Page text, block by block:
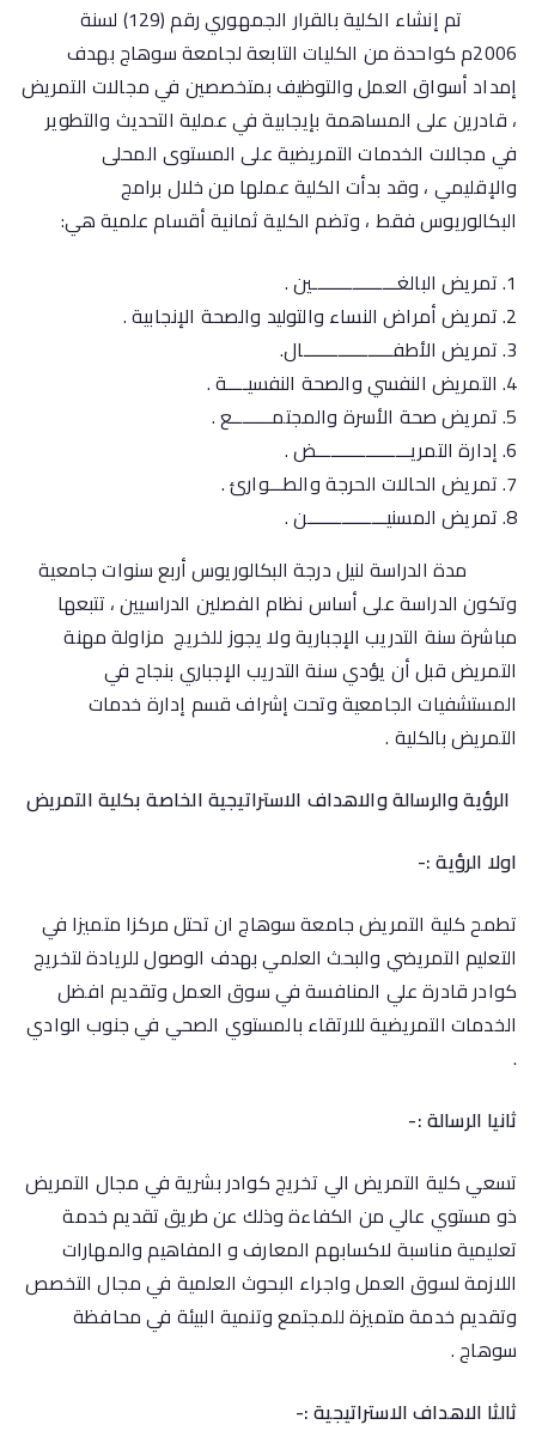
تم إنشاء الكلية بالقرار الجمهوري رقم (129) لسنة
2006م كواحدة من الكليات التابعة لجامعة سوهاج بهدف
إمداد أسواق العمل والتوظيف بمتخصصين في مجالات التمريض
، قادرين على المساهمة بإيجابية في عملية التحديث والتطوير
في مجالات الخدمات التمريضية على المستوى المحلى
والإقليمي ، وقد بدأت الكلية عملها من خلال برامج
البكالوريوس فقط ، وتضم الكلية ثمانية أقسام علمية هي:
تمريض البالغـــــــــــــــــين .
تمريض أمراض النساء والتوليد والصحة الإنجابية .
تمريض الأطفــــــــــــــــــال.
التمريض النفسي والصحة النفسيــــة .
تمريض صحة الأسرة والمجتمــــــــع .
إدارة التمريـــــــــــــــــــض .
تمريض الحالات الحرجة والطـــوارئ .
تمريض المسنيــــــــــــــــن .
مدة الدراسة لنيل درجة البكالوريوس أربع سنوات جامعية
وتكون الدراسة على أساس نظام الفصلين الدراسيين ، تتبعها
مباشرة سنة التدريب الإجبارية ولا يجوز للخريج مزاولة مهنة
التمريض قبل أن يؤدي سنة التدريب الإجباري بنجاح في
المستشفيات الجامعية وتحت إشراف قسم إدارة خدمات
التمريض بالكلية .
الرؤيةوالرسالة والاهداف الاستراتيجية الخاصة بكلية التمريض
اولا الرؤية :-
تطمح كلية التمريض جامعة سوهاج ان تحتل مركزا متميزا في
التعليم التمريضي والبحث العلمي بهدف الوصول للريادة لتخريج
كوادر قادرة علي المنافسة في سوق العمل وتقديم افضل
الخدمات التمريضية للارتقاء بالمستوي الصحي في جنوب الوادي
.
ثانيا الرسالة :-
تسعي كلية التمريض الي تخريج كوادر بشرية في مجال التمريض
ذو مستوي عالي من الكفاءة وذلك عن طريق تقديم خدمة
تعليمية مناسبة لاكسابهم المعارف و المفاهيم والمهارات
اللازمة لسوق العمل واجراء البحوث العلمية في مجال التخصص
وتقديم خدمة متميزة للمجتمع وتنمية البيئة في محافظة
سوهاج .
ثالثا الاهداف الاستراتيجية :-